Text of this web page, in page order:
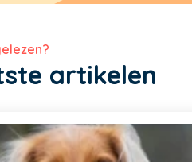
artikelen